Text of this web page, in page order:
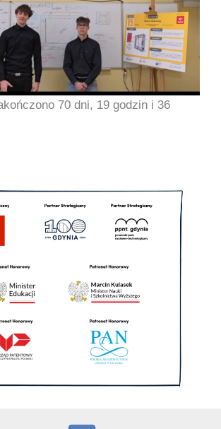
70 dni, 19 godzin i 36